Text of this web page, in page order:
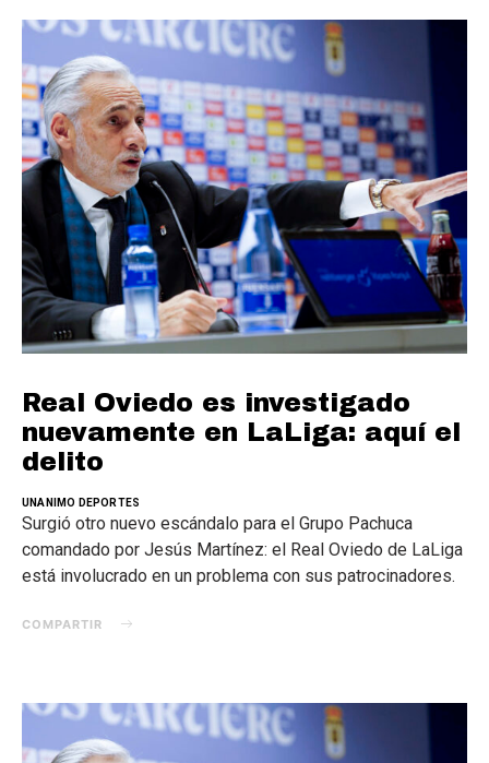
Real Oviedo es investigado
nuevamente en LaLiga: aquí el
delito
UNANIMO DEPORTES
Surgió otro nuevo escándalo para el Grupo Pachuca
comandado por Jesús Martínez: el Real Oviedo de LaLiga
está involucrado en un problema con sus patrocinadores.
COMPARTIR